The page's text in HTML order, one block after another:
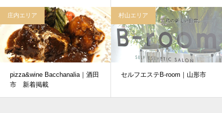
庄内エリア
pizza&wine Bacchanalia｜酒田
市 新着掲載
村山エリア
セルフエステB-room｜山形市